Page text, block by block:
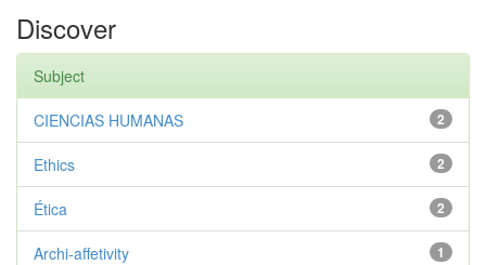
Discover
Subject
2
CIENCIAS HUMANAS
2
Ethics
2
Ética
1
Archi-affetivity